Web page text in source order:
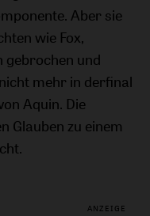
Aber sie
wie Fox,
gebrochen und
mehr in derfinal
Aquin. Die
Glauben zu einem